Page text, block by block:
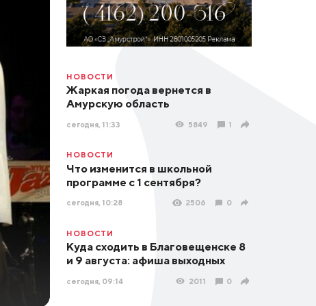
НОВОСТИ
Жаркая погода вернется в
Амурскую область
сегодня, 11:33 5849 1
НОВОСТИ
Что изменится в школьной
программе с 1 сентября?
сегодня, 10:28 2506 0
НОВОСТИ
Куда сходить в Благовещенске 8
и 9 августа: афиша выходных
сегодня, 09:14 2011 0